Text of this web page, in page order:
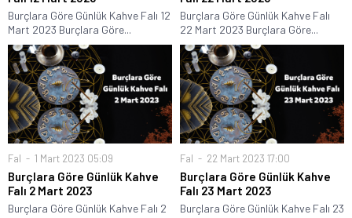
Burçlara Göre Günlük Kahve Falı 12
Mart 2023 Burçlara Göre...
Burçlara Göre Günlük Kahve Falı
22 Mart 2023 Burçlara Göre...
Fal 1 Mart 2023 05:09
Burçlara Göre Günlük Kahve
Falı 2 Mart 2023
Burçlara Göre Günlük Kahve Falı 2
Fal 22 Mart 2023 17:00
Burçlara Göre Günlük Kahve
Falı 23 Mart 2023
Burçlara Göre Günlük Kahve Falı 23